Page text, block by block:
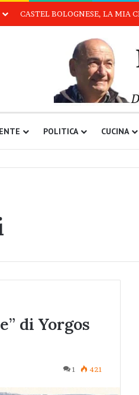
CASTEL BOLOGNESE, LA MIA
POLITICA CUCINA
di Yorgos
1 421